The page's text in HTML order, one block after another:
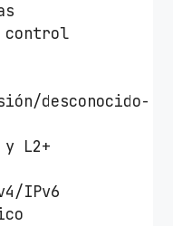
control
desconocido-
L2+
IPv6